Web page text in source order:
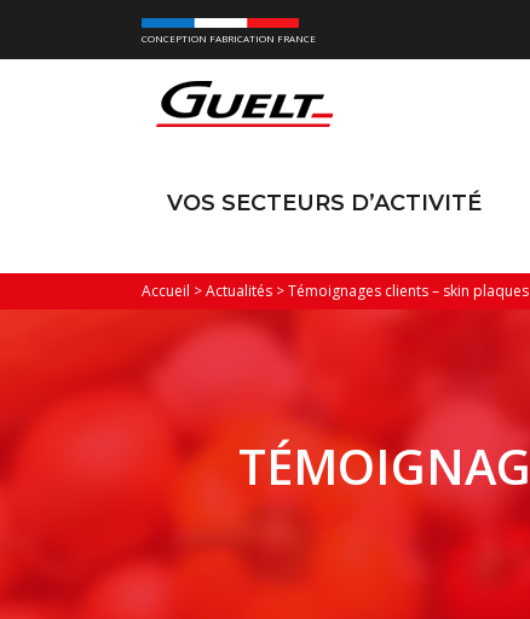
CONCEPTION FABRICATION FRANCE
VOS SECTEURS D’ACTIVITÉ
Accueil >Actualités >Témoignages clients – skin